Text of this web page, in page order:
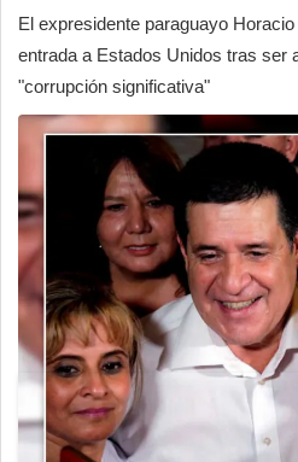
El expresidente paraguayo
entrada a Estados Unidos tras ser
"corrupción significativa"